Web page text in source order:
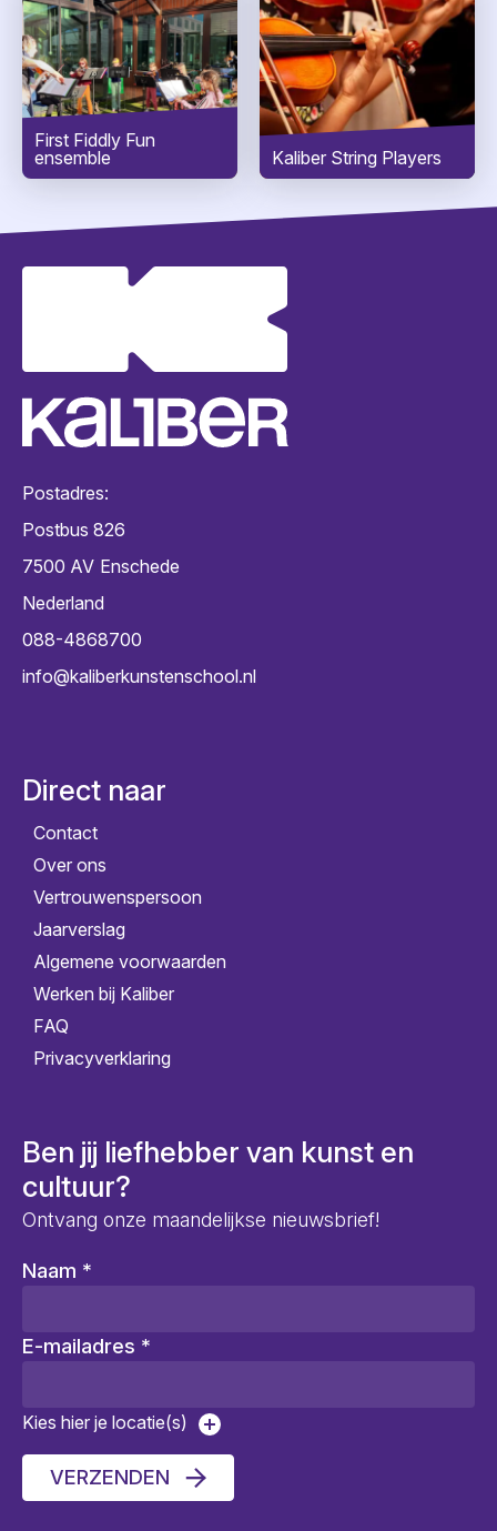
First Fiddly Fun
ensemble
Kaliber String Players
Postadres:
Postbus 826
7500 AV Enschede
Nederland
088-4868700
info@kaliberkunstenschool.nl
Direct naar
Contact
Over ons
Vertrouwenspersoon
Jaarverslag
Algemene voorwaarden
Werken bij Kaliber
FAQ
Privacyverklaring
Ben jij liefhebber van kunst en
cultuur?
Ontvang onze maandelijkse nieuwsbrief!
Naam *
E-mailadres *
Kies hier je locatie(s)
VERZENDEN